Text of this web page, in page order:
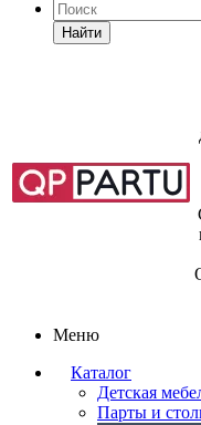
Найти
Меню
Каталог
Детская
Парты и